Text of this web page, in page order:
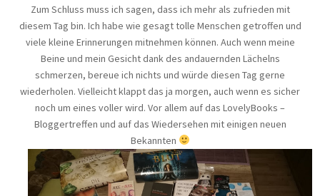
Zum Schluss muss ich sagen, dass ich mehr als zufrieden mit
diesem Tag bin. Ich habe wie gesagt tolle Menschen getroffen und
viele kleine Erinnerungen mitnehmen können. Auch wenn meine
Beine und mein Gesicht dank des andauernden Lächelns
schmerzen, bereue ich nichts und würde diesen Tag gerne
wiederholen. Vielleicht klappt das ja morgen, auch wenn es sicher
noch um eines voller wird. Vor allem auf das LovelyBooks –
Bloggertreffen und auf das Wiedersehen mit einigen neuen
Bekannten